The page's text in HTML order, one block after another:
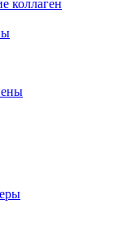
коллаген